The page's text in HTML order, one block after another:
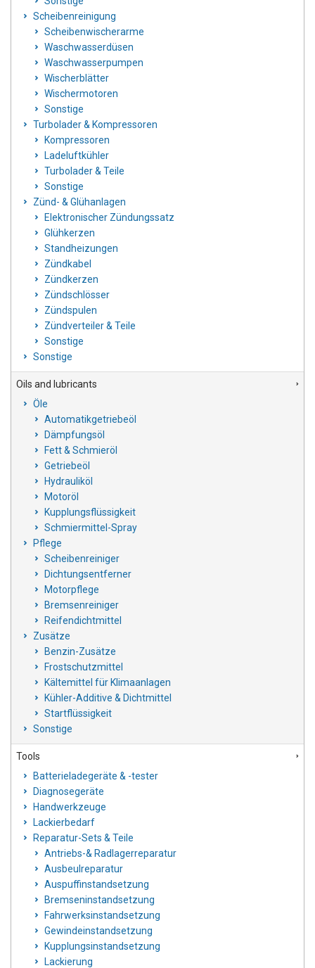
Scheibenreinigung
Scheibenwischerarme
Waschwasserdüsen
Waschwasserpumpen
Wischerblätter
Wischermotoren
Sonstige
Turbolader & Kompressoren
Kompressoren
Ladeluftkühler
Turbolader & Teile
Sonstige
Zünd- & Glühanlagen
Elektronischer Zündungssatz
Glühkerzen
Standheizungen
Zündkabel
Zündkerzen
Zündschlösser
Zündspulen
Zündverteiler & Teile
Sonstige
Sonstige
Oils and lubricants
Öle
Automatikgetriebeöl
Dämpfungsöl
Fett & Schmieröl
Getriebeöl
Hydrauliköl
Motoröl
Kupplungsflüssigkeit
Schmiermittel-Spray
Pflege
Scheibenreiniger
Dichtungsentferner
Motorpflege
Bremsenreiniger
Reifendichtmittel
Zusätze
Benzin-Zusätze
Frostschutzmittel
Kältemittel für Klimaanlagen
Kühler-Additive & Dichtmittel
Startflüssigkeit
Sonstige
Tools
Batterieladegeräte & -tester
Diagnosegeräte
Handwerkzeuge
Lackierbedarf
Reparatur-Sets & Teile
Antriebs-& Radlagerreparatur
Ausbeulreparatur
Auspuffinstandsetzung
Bremseninstandsetzung
Fahrwerksinstandsetzung
Gewindeinstandsetzung
Kupplungsinstandsetzung
Lackierung